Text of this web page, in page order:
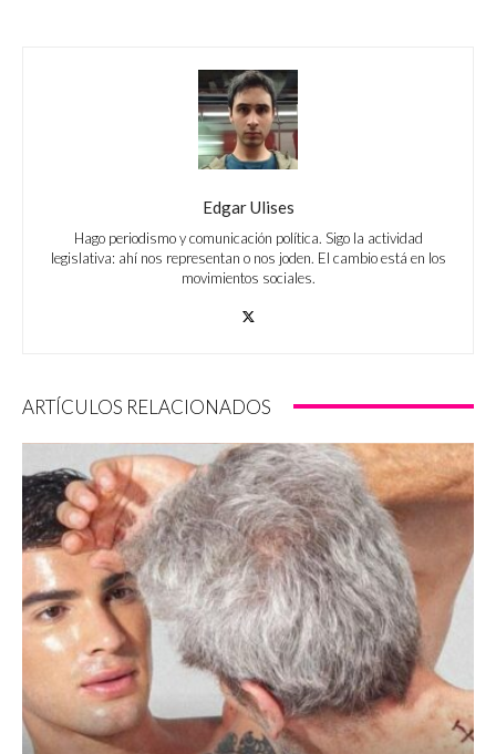
Edgar Ulises
Hago periodismo y comunicación política. Sigo la actividad
legislativa: ahí nos representan o nos joden. El cambio está en los
movimientos sociales.
ARTÍCULOS RELACIONADOS